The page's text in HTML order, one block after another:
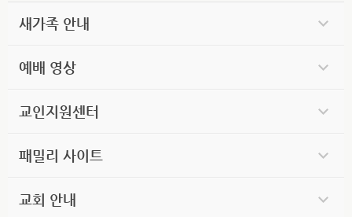
새가족 안내
예배 영상
교인지원센터
패밀리 사이트
교회 안내